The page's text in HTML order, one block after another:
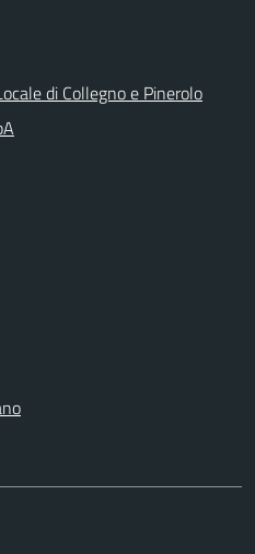
di Collegno e Pinerolo